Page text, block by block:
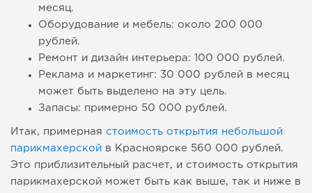
месяц.
Оборудование и мебель: около 200 000
рублей.
Ремонт и дизайн интерьера: 100 000 рублей.
Реклама и маркетинг: 30 000 рублей в месяц
может быть выделено на эту цель.
Запасы: примерно 50 000 рублей.
Итак, примерная стоимость открытия небольшой
парикмахерской в Красноярске 560 000 рублей.
Это приблизительный расчет, и стоимость открытия
парикмахерской может быть как выше, так и ниже в